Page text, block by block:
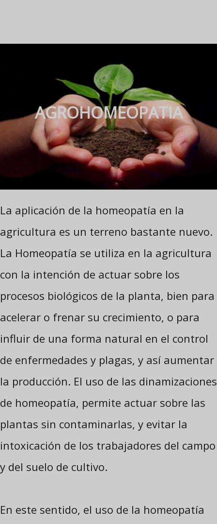
AGROHOMEOPATIA
La aplicación de la homeopatía en la
agricultura es un terreno bastante nuevo.
La Homeopatía se utiliza en la agricultura
con la intención de actuar sobre los
procesos biológicos de la planta, bien para
acelerar o frenar su crecimiento, o para
influir de una forma natural en el control
de enfermedades y plagas, y así aumentar
la producción. El uso de las dinamizaciones
de homeopatía, permite actuar sobre las
plantas sin contaminarlas, y evitar la
intoxicación de los trabajadores del campo
y del suelo de cultivo.
En este sentido, el uso de la homeopatía